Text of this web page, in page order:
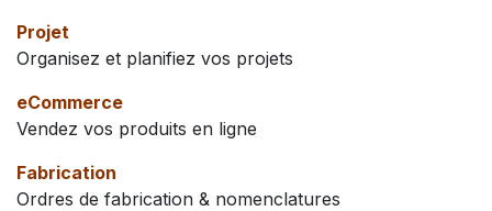
Projet
Organisez et planifiez vos projets
eCommerce
Vendez vos produits en ligne
Fabrication
Ordres de fabrication & nomenclatures